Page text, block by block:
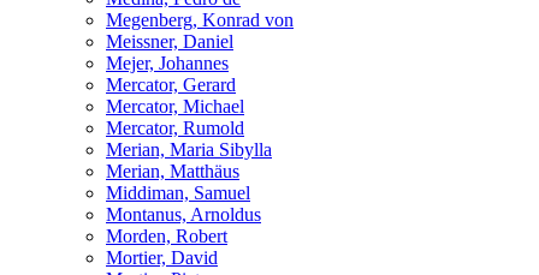
Megenberg, Konrad von
Meissner, Daniel
Mejer, Johannes
Mercator, Gerard
Mercator, Michael
Mercator, Rumold
Merian, Maria Sibylla
Merian, Matthäus
Middiman, Samuel
Montanus, Arnoldus
Morden, Robert
Mortier, David